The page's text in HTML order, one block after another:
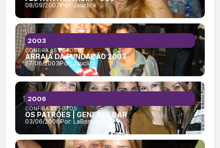
08/09/2007Por: Jauclick
CONFIRA AS FOTOS:
ARRAIÁ DA FUNDAÇÃO 2003
27/06/2003Por:Jauclick
2003
CONFIRA AS FOTOS:
OS PATRÕES | GENERAL BAR
03/06/2006Por: LaBomba
2006